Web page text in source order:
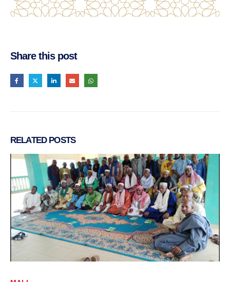
Share this post
RELATED POSTS